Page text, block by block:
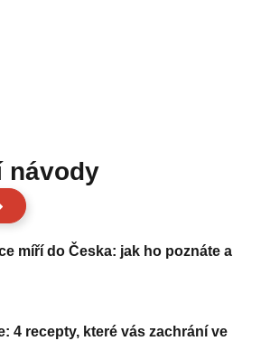
návody
míří do Česka: jak ho poznáte a
4 recepty, které vás zachrání ve